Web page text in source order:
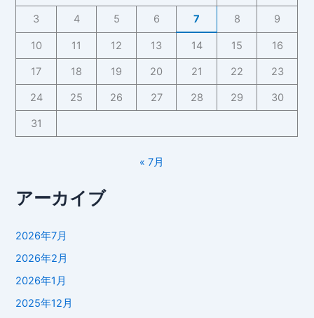
3 4 5 6 7 8 9
10 11 12 13 14 15 16
17 18 19 20 21 22 23
24 25 26 27 28 29 30
31
« 7月
アーカイブ
2026年7月
2026年2月
2026年1月
2025年12月